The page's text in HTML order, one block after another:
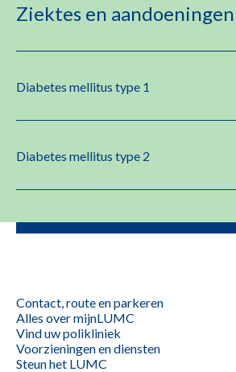
Ziektes en aandoeningen
Diabetes mellitus type 1
Diabetes mellitus type 2
Contact, route en parkeren
Alles over mijnLUMC
Vind uw polikliniek
Voorzieningen en diensten
Steun het LUMC